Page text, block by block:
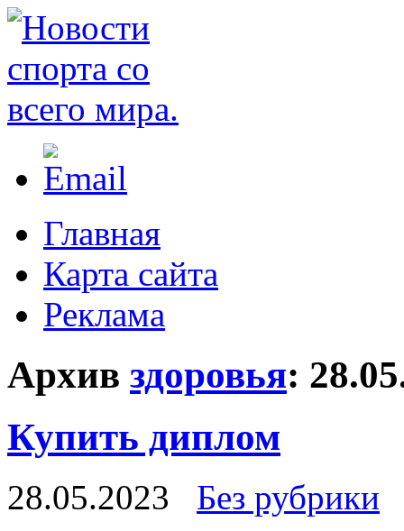
Главная
Карта сайта
Реклама
Архив здоровья:
Купить диплом
28.05.2023
Без рубрики